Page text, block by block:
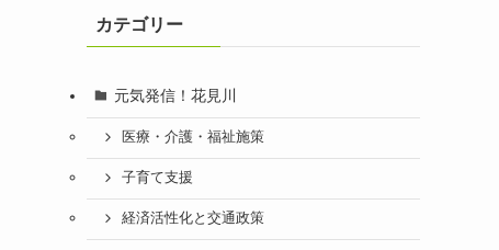
カテゴリー
元気発信！花見川
医療・介護・福祉施策
子育て支援
経済活性化と交通政策